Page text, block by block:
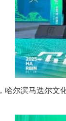
哈尔滨马迭尔文